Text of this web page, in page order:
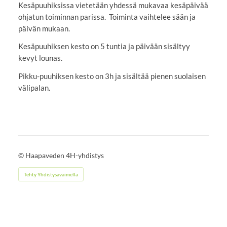
Kesäpuuhiksissa vietetään yhdessä mukavaa kesäpäivää
ohjatun toiminnan parissa. Toiminta vaihtelee sään ja
päivän mukaan.
Kesäpuuhiksen kesto on 5 tuntia ja päivään sisältyy
kevyt lounas.
Pikku-puuhiksen kesto on 3h ja sisältää pienen suolaisen
välipalan.
© Haapaveden 4H-yhdistys
Tehty Yhdistysavaimella